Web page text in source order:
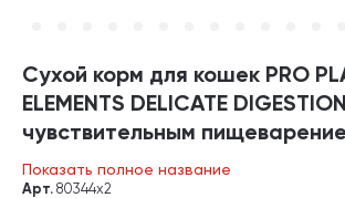
Сухой корм для кошек PRO
ELEMENTS DELICATE
чувствительным
(7 + 7 кг)
Показать полное название
Арт. 80344х2